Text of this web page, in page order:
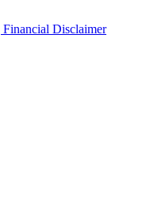
Financial Disclaimer